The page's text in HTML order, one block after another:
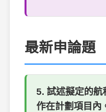
最新申論題
5. 試述擬定的航
作在計劃項目內